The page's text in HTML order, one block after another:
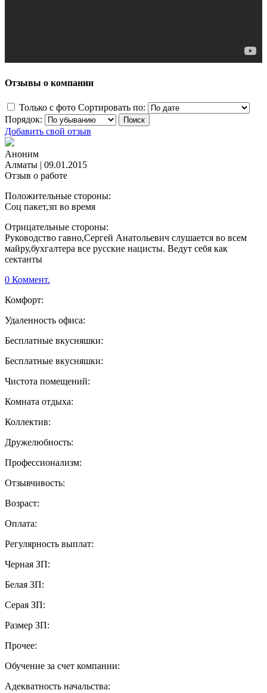
Отзывы о компании
Только с фото Сортировать по:
Порядок:
Добавить свой отзыв
Аноним
Алматы | 09.01.2015
Отзыв о работе
Положительные стороны:
Соц пакет,зп во время
Отрицательные стороны:
Руководство гавно,Сергей Анатольевич слушается во всем
майру,бухгалтера все русские нацисты. Ведут себя как
сектанты
0 Коммент.
Комфорт:
Удаленность офиса:
Бесплатные вкусняшки:
Бесплатные вкусняшки:
Чистота помещений:
Комната отдыха:
Коллектив:
Дружелюбность:
Профессионализм:
Отзывчивость:
Возраст:
Оплата:
Регулярность выплат:
Черная ЗП:
Белая ЗП:
Серая ЗП:
Размер ЗП:
Прочее:
Обучение за счет компании:
Адекватность начальства: